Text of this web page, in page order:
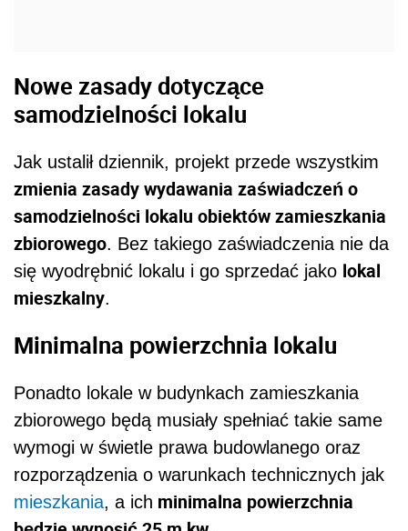
Nowe zasady dotyczące
samodzielności lokalu
Jak ustalił dziennik, projekt przede wszystkim
zmienia zasady wydawania zaświadczeń o
samodzielności lokalu obiektów zamieszkania
zbiorowego. Bez takiego zaświadczenia nie da
się wyodrębnić lokalu i go sprzedać jako lokal
mieszkalny.
Minimalna powierzchnia lokalu
Ponadto lokale w budynkach zamieszkania
zbiorowego będą musiały spełniać takie same
wymogi w świetle prawa budowlanego oraz
rozporządzenia o warunkach technicznych jak
mieszkania, a ich minimalna powierzchnia